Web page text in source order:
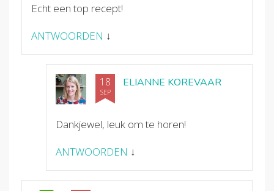
Echt een top recept!
ANTWOORDEN ↓
ELIANNE KOREVAAR
18
SEP
Dankjewel, leuk om te horen!
ANTWOORDEN ↓